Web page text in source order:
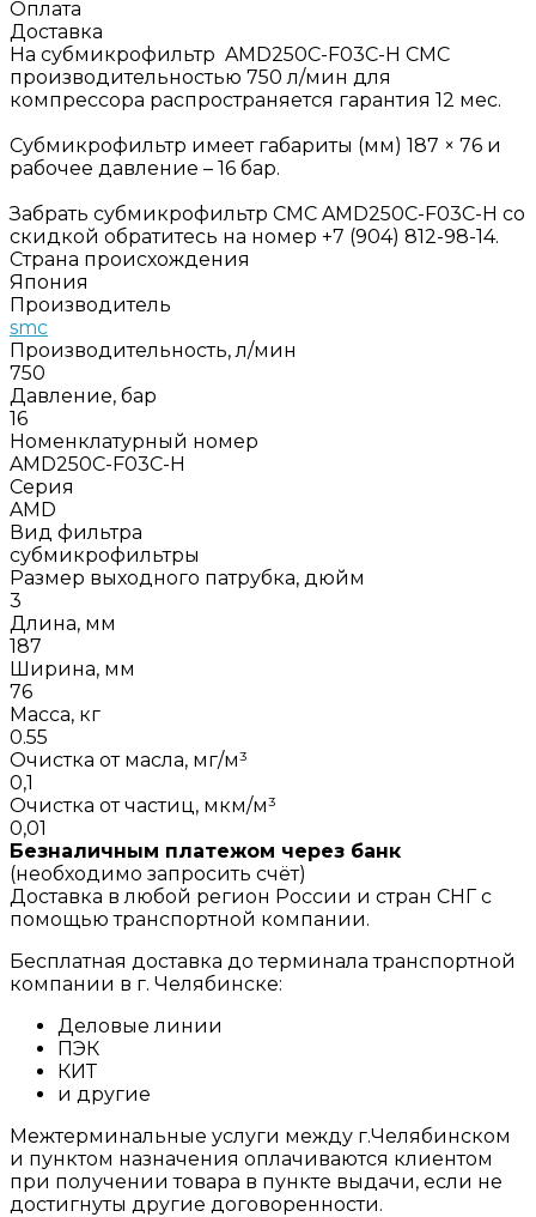
Оплата
Доставка
На субмикрофильтр AMD250C-F03С-H СМС
производительностью 750 л/мин для
компрессора распространяется гарантия 12 мес.
Субмикрофильтр имеет габариты (мм) 187 × 76 и
рабочее давление – 16 бар.
Забрать субмикрофильтр СМС AMD250C-F03С-H со
скидкой обратитесь на номер +7 (904) 812-98-14.
Страна происхождения
Япония
Производитель
smc
Производительность, л/мин
750
Давление, бар
16
Номенклатурный номер
AMD250C-F03С-H
Серия
AMD
Вид фильтра
субмикрофильтры
Размер выходного патрубка, дюйм
3
Длина, мм
187
Ширина, мм
76
Масса, кг
0.55
Очистка от масла, мг/м³
0,1
Очистка от частиц, мкм/м³
0,01
Безналичным платежом через банк
(необходимо запросить счёт)
Доставка в любой регион России и стран СНГ с
помощью транспортной компании.
Бесплатная доставка до терминала транспортной
компании в г. Челябинске:
Деловые линии
ПЭК
КИТ
и другие
Межтерминальные услуги между г.Челябинском
и пунктом назначения оплачиваются клиентом
при получении товара в пункте выдачи, если не
достигнуты другие договоренности.